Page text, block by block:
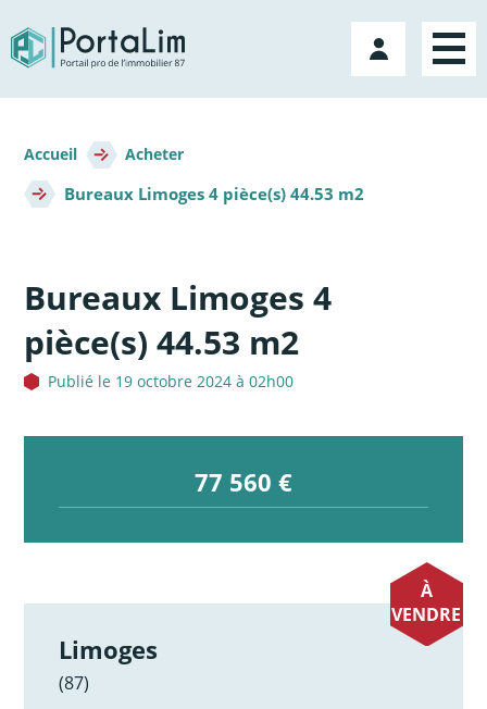
directement
au
contenu
Mon
compte
d'Ariane
Accueil Acheter
Bureaux Limoges 4 pièce(s) 44.53 m2
Bureaux Limoges 4
pièce(s) 44.53 m2
Publié le 19 octobre 2024 à 02h00
77 560 €
À
VENDRE
Limoges
(87)